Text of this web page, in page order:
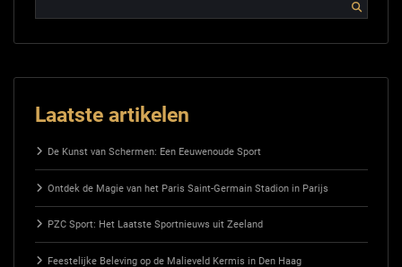
Laatste artikelen
De Kunst van Schermen: Een Eeuwenoude Sport
Ontdek de Magie van het Paris Saint-Germain Stadion in Parijs
PZC Sport: Het Laatste Sportnieuws uit Zeeland
Feestelijke Beleving op de Malieveld Kermis in Den Haag